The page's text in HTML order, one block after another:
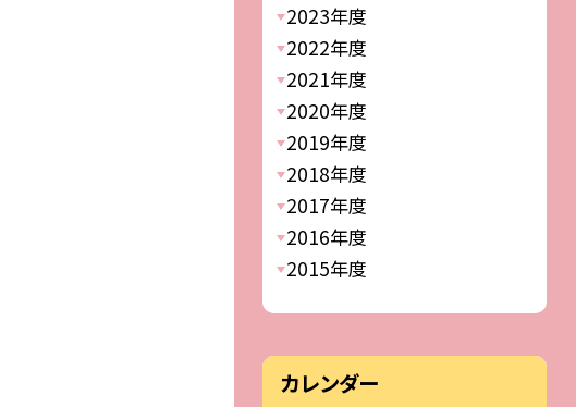
2023年度
2022年度
2021年度
2020年度
2019年度
2018年度
2017年度
2016年度
2015年度
カレンダー